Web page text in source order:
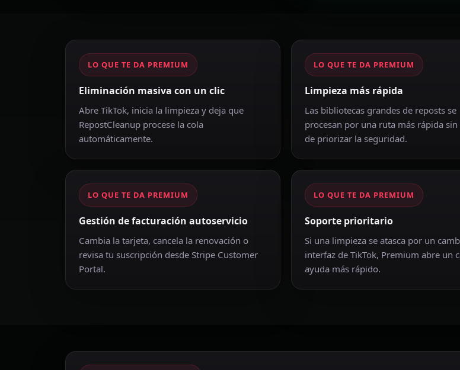
LO QUE TE DA PREMIUM
Eliminación masiva con un clic
Abre TikTok, inicia la limpieza y deja que
RepostCleanup procese la cola
automáticamente.
LO QUE TE DA PREMIUM
Limpieza más rápida
Las bibliotecas grandes de reposts se
procesan por una ruta más rápida sin
de priorizar la seguridad.
LO QUE TE DA PREMIUM
Gestión de facturación autoservicio
Cambia la tarjeta, cancela la renovación o
revisa tu suscripción desde Stripe Customer
Portal.
LO QUE TE DA PREMIUM
Soporte prioritario
Si una limpieza se atasca por un
interfaz de TikTok, Premium abre un
ayuda más rápido.